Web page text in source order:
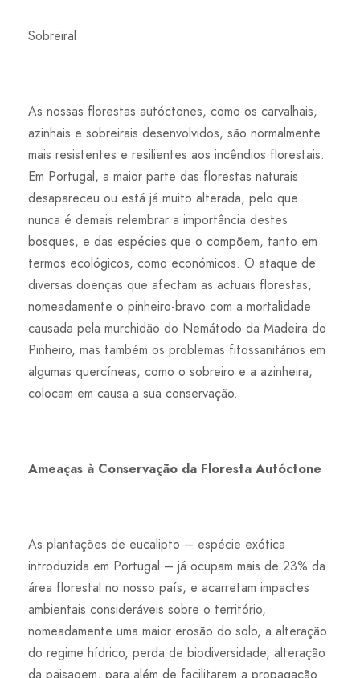
Sobreiral
As nossas florestas autóctones, como os carvalhais,
azinhais e sobreirais desenvolvidos, são normalmente
mais resistentes e resilientes aos incêndios florestais.
Em Portugal, a maior parte das florestas naturais
desapareceu ou está já muito alterada, pelo que
nunca é demais relembrar a importância destes
bosques, e das espécies que o compõem, tanto em
termos ecológicos, como económicos. O ataque de
diversas doenças que afectam as actuais florestas,
nomeadamente o pinheiro-bravo com a mortalidade
causada pela murchidão do Nemátodo da Madeira do
Pinheiro, mas também os problemas fitossanitários em
algumas quercíneas, como o sobreiro e a azinheira,
colocam em causa a sua conservação.
Ameaças à Conservação da Floresta Autóctone
As plantações de eucalipto – espécie exótica
introduzida em Portugal – já ocupam mais de 23% da
área florestal no nosso país, e acarretam impactes
ambientais consideráveis sobre o território,
nomeadamente uma maior erosão do solo, a alteração
do regime hídrico, perda de biodiversidade, alteração